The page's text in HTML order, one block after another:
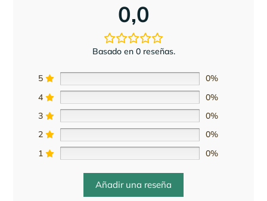
0,0
Basado en 0 reseñas.
5
0%
4
0%
3
0%
2
0%
1
0%
Añadir una reseña